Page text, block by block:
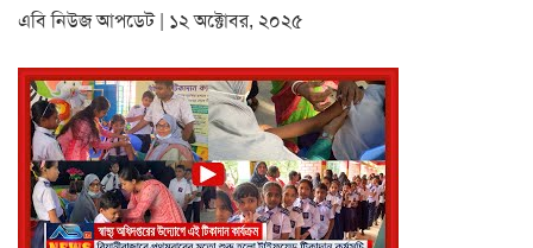
এবি নিউজ আপডেট | ১২ অক্টোবর, ২০২৫